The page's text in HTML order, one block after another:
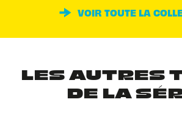
VOIR TOUTE LA
LES AUTRES
DE LA